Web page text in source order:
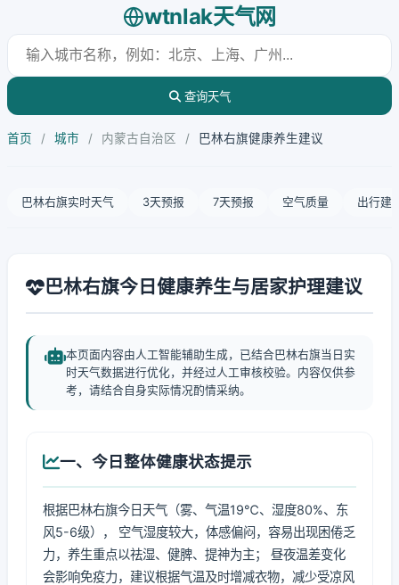
wtnlak天气网
查询天气
首页 / 城市 / 内蒙古自治区 / 巴林右旗健康养生建议
巴林右旗实时天气 3天预报 7天预报 空气质量 出行建
巴林右旗今日健康养生与居家护理建议
本页面内容由人工智能辅助生成，已结合巴林右旗当日实
时天气数据进行优化，并经过人工审核校验。内容仅供参
考，请结合自身实际情况酌情采纳。
一、今日整体健康状态提示
根据巴林右旗今日天气（雾、气温19℃、湿度80%、东
风5-6级）， 空气湿度较大，体感偏闷，容易出现困倦乏
力，养生重点以祛湿、健脾、提神为主； 昼夜温差变化
会影响免疫力，建议根据气温及时增减衣物，减少受凉风